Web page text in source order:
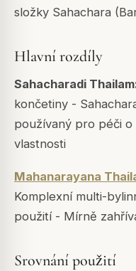
složky Sahachara
Hlavní rozdíly
Sahacharadi
končetiny -
používaný pro péči o
vlastnosti
Mahanarayana
Komplexní multi-
použití - Mírně
Srovnání použití